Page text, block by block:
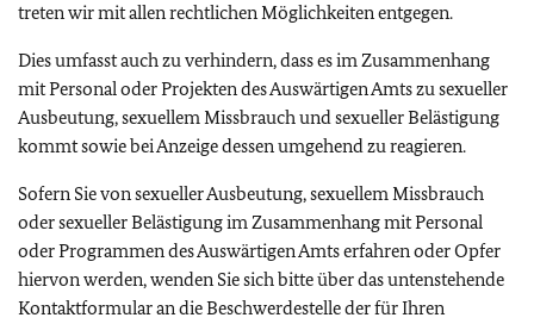
treten wir mit allen rechtlichen Möglichkeiten entgegen.
Dies umfasst auch zu verhindern, dass es im Zusammenhang
mit Personal oder Projekten des Auswärtigen Amts zu sexueller
Ausbeutung, sexuellem Missbrauch und sexueller Belästigung
kommt sowie bei Anzeige dessen umgehend zu reagieren.
Sofern Sie von sexueller Ausbeutung, sexuellem Missbrauch
oder sexueller Belästigung im Zusammenhang mit Personal
oder Programmen des Auswärtigen Amts erfahren oder Opfer
hiervon werden, wenden Sie sich bitte über das untenstehende
Kontaktformular an die Beschwerdestelle der für Ihren